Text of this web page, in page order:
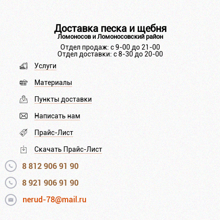
Доставка песка и щебня
Ломоносов и Ломоносовский район
Отдел продаж: с 9-00 до 21-00
Отдел доставки: с 8-30 до 20-00
Услуги
Материалы
Пункты доставки
Написать нам
Прайс-Лист
Скачать Прайс-Лист
8 812 906 91 90
8 921 906 91 90
nerud-78@mail.ru